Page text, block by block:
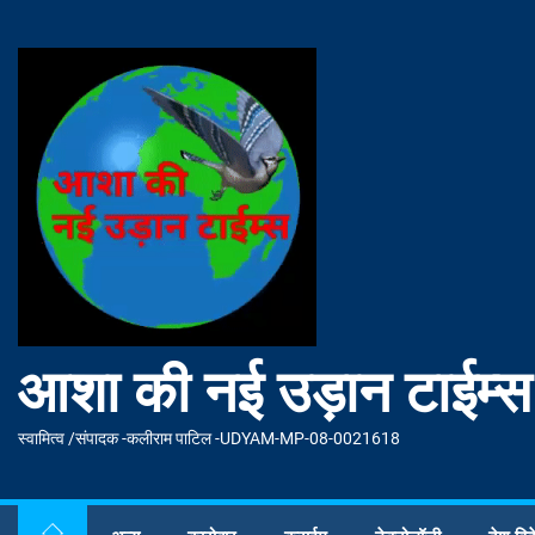
आशा की नई उड़ान टाईम्स
स्वामित्व /संपादक -कलीराम पाटिल -UDYAM-MP-08-0021618